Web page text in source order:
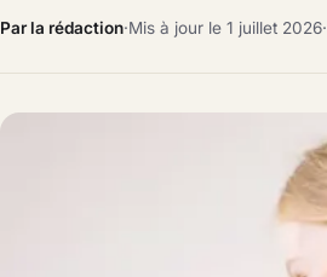
Par la rédaction·Mis à jour le 1 juillet 2026·